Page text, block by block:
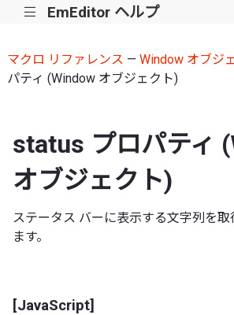
||| EmEditor ヘルプ
マクロ リファレンス — Window オブジ
パティ (Window オブジェクト)
status プロパティ
オブジェクト)
ステータス バーに表示する文字列を
ます。
[JavaScript]